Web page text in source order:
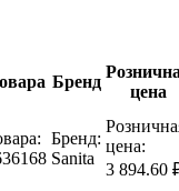
Бренд
цена
Бренд:
Sanita
цена:
3 894.60